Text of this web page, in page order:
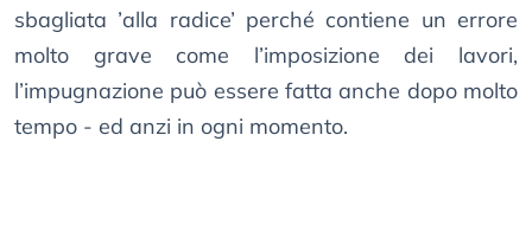
sbagliata ’alla radice’ perché contiene un errore
molto grave come l’imposizione dei lavori,
l’impugnazione può essere fatta anche dopo molto
tempo - ed anzi in ogni momento.